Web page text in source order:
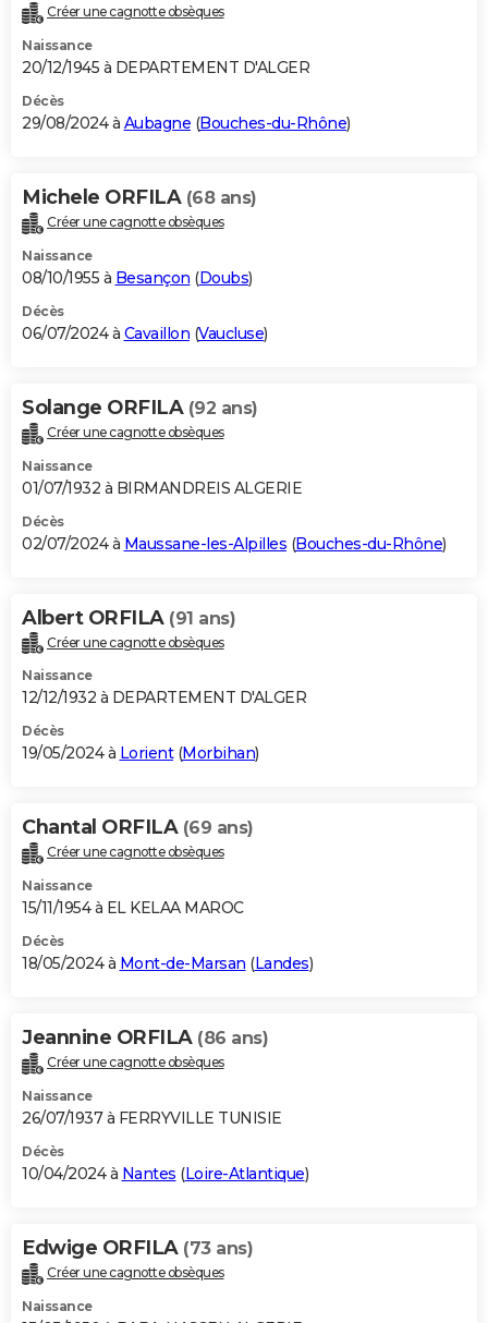
Créer une cagnotte obsèques
Naissance
20/12/1945 à DEPARTEMENT D'ALGER
Décès
29/08/2024 à Aubagne (Bouches-du-Rhône)
Michele ORFILA (68 ans)
Créer une cagnotte obsèques
Naissance
08/10/1955 à Besançon (Doubs)
Décès
06/07/2024 à Cavaillon (Vaucluse)
Solange ORFILA (92 ans)
Créer une cagnotte obsèques
Naissance
01/07/1932 à BIRMANDREIS ALGERIE
Décès
02/07/2024 à Maussane-les-Alpilles (Bouches-du-Rhône)
Albert ORFILA (91 ans)
Créer une cagnotte obsèques
Naissance
12/12/1932 à DEPARTEMENT D'ALGER
Décès
19/05/2024 à Lorient(Morbihan)
Chantal ORFILA (69 ans)
Créer une cagnotte obsèques
Naissance
15/11/1954 à EL KELAA MAROC
Décès
18/05/2024 à Mont-de-Marsan (Landes)
Jeannine ORFILA (86 ans)
Créer une cagnotte obsèques
Naissance
26/07/1937 à FERRYVILLE TUNISIE
Décès
10/04/2024 à Nantes (Loire-Atlantique)
Edwige ORFILA (73 ans)
Créer une cagnotte obsèques
Naissance